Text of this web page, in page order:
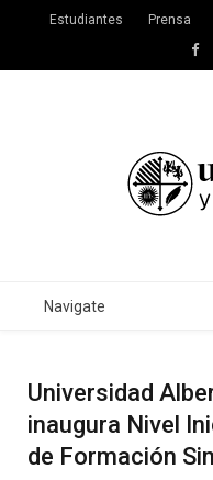
Estudiantes Prensa
Navigate
Universidad
inaugura Nivel
de Formación